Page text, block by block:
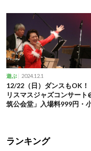
遊ぶ 2024.12.1
12/22（日）ダンスもOK！
リスマスジャズコンサート
筑公会堂」入場料999円・
ランキング